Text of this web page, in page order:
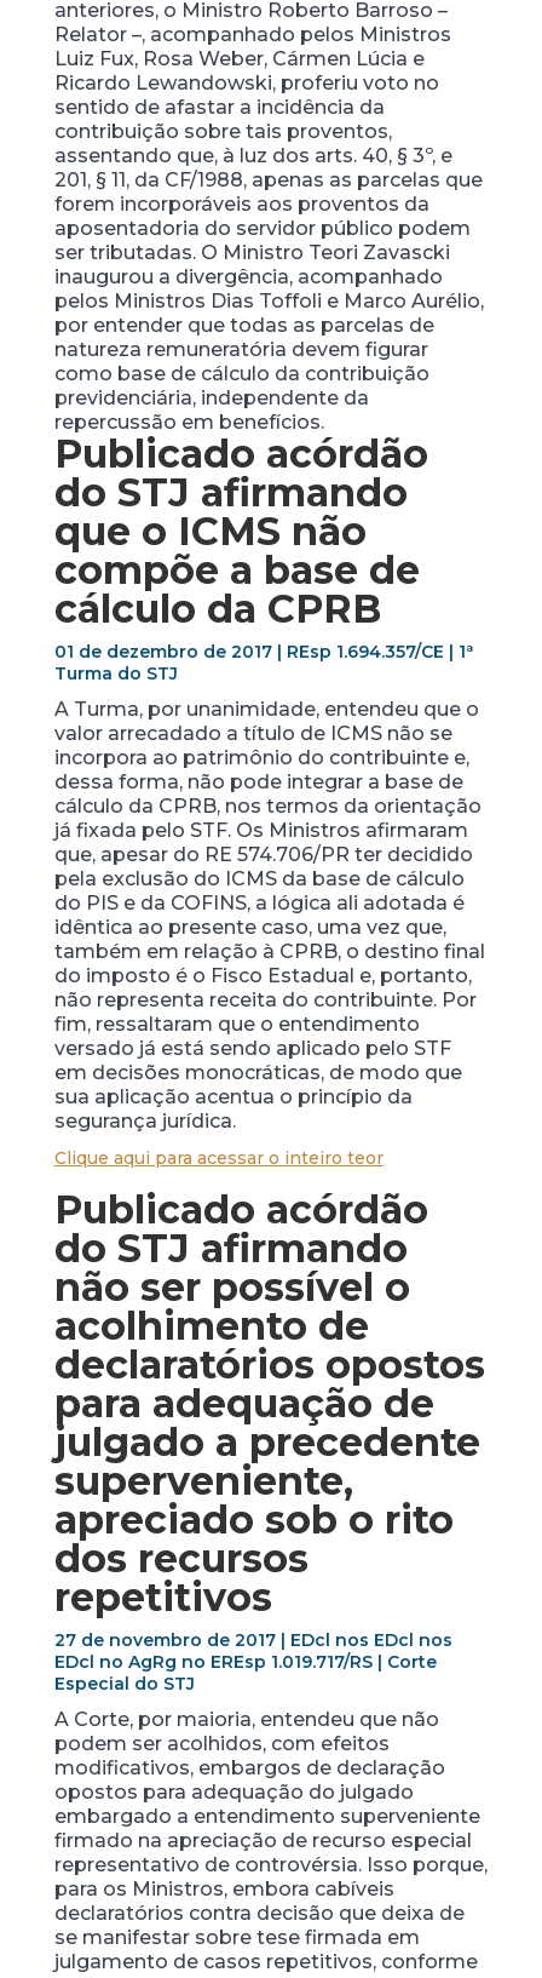
anteriores, o Ministro Roberto Barroso –
Relator –, acompanhado pelos Ministros
Luiz Fux, Rosa Weber, Cármen Lúcia e
Ricardo Lewandowski, proferiu voto no
sentido de afastar a incidência da
contribuição sobre tais proventos,
assentando que, à luz dos arts. 40, § 3º, e
201, § 11, da CF/1988, apenas as parcelas que
forem incorporáveis aos proventos da
aposentadoria do servidor público podem
ser tributadas. O Ministro Teori Zavascki
inaugurou a divergência, acompanhado
pelos Ministros Dias Toffoli e Marco Aurélio,
por entender que todas as parcelas de
natureza remuneratória devem figurar
como base de cálculo da contribuição
previdenciária, independente da
repercussão em benefícios.
Publicado acórdão
do STJ afirmando
que o ICMS não
compõe a base de
cálculo da CPRB
01 de dezembro de 2017 | REsp 1.694.357/CE | 1ª
Turma do STJ
A Turma, por unanimidade, entendeu que o
valor arrecadado a título de ICMS não se
incorpora ao patrimônio do contribuinte e,
dessa forma, não pode integrar a base de
cálculo da CPRB, nos termos da orientação
já fixada pelo STF. Os Ministros afirmaram
que, apesar do RE 574.706/PR ter decidido
pela exclusão do ICMS da base de cálculo
do PIS e da COFINS, a lógica ali adotada é
idêntica ao presente caso, uma vez que,
também em relação à CPRB, o destino final
do imposto é o Fisco Estadual e, portanto,
não representa receita do contribuinte. Por
fim, ressaltaram que o entendimento
versado já está sendo aplicado pelo STF
em decisões monocráticas, de modo que
sua aplicação acentua o princípio da
segurança jurídica.
Clique aqui para acessar o inteiro teor
Publicado acórdão
do STJ afirmando
não ser possível o
acolhimento de
declaratórios opostos
para adequação de
julgado a precedente
superveniente,
apreciado sob o rito
dos recursos
repetitivos
27 de novembro de 2017 | EDcl nos EDcl nos
EDcl no AgRg no EREsp 1.019.717/RS | Corte
Especial do STJ
A Corte, por maioria, entendeu que não
podem ser acolhidos, com efeitos
modificativos, embargos de declaração
opostos para adequação do julgado
embargado a entendimento superveniente
firmado na apreciação de recurso especial
representativo de controvérsia. Isso porque,
para os Ministros, embora cabíveis
declaratórios contra decisão que deixa de
se manifestar sobre tese firmada em
julgamento de casos repetitivos, conforme